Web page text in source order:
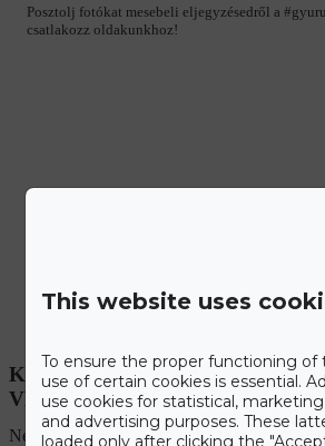
Posztolj fotókat mesebeli eljegyzésedről a
csatlakozz oldakunkhoz!
KÉRDÉSED VAN?
VEDD FEL VELÜNK A
Név
This website uses
To ensure the proper functioning of
use of certain cookies is essential.
use cookies for statistical,
and advertising purposes. These
loaded only after clicking the